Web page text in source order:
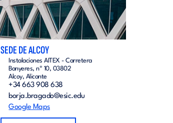
SEDE DE ALCOY
Instalaciones AITEX - Carretera
Banyeres, nº 10, 03802
Alcoy, Alicante
+34 663 908 638
borja.bragado@esic.edu
Google Maps